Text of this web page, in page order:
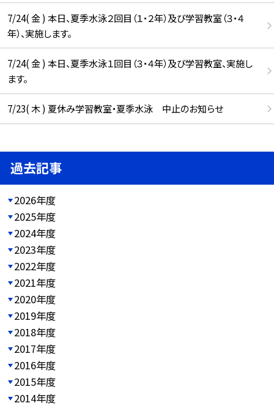
7/24( 金 ) 本日、夏季水泳２回目（１・２年）及び学習教室（３・４
年）、実施します。
7/24( 金 ) 本日、夏季水泳１回目（３・４年）及び学習教室、実施し
ます。
7/23( 木 ) 夏休み学習教室・夏季水泳 中止のお知らせ
過去記事
2026年度
2025年度
2024年度
2023年度
2022年度
2021年度
2020年度
2019年度
2018年度
2017年度
2016年度
2015年度
2014年度